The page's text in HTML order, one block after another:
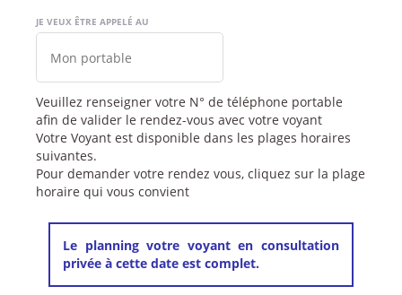
JE VEUX ÊTRE APPELÉ AU
Veuillez renseigner votre N° de téléphone portable
afin de valider le rendez-vous avec votre voyant
Votre Voyant est disponible dans les plages horaires
suivantes.
Pour demander votre rendez vous, cliquez sur la plage
horaire qui vous convient
Le planning votre voyant en consultation
privée à cette date est complet.